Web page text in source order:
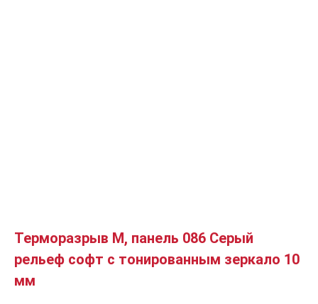
Терморазрыв М, панель 086 Серый
рельеф софт с тонированным зеркало 10
мм